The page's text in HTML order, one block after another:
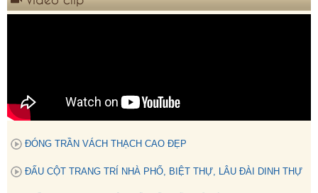
ĐÓNG TRẦN VÁCH THẠCH CAO ĐẸP
ĐẤU CỘT TRANG TRÍ NHÀ PHỐ, BIỆT THỰ, LÂU ĐÀI DINH THỰ